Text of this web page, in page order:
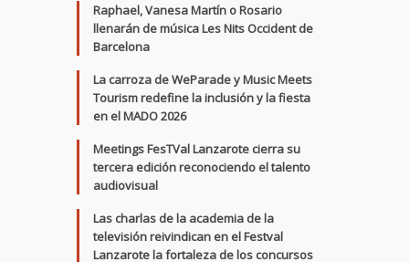
Raphael, Vanesa Martín o Rosario
llenarán de música Les Nits Occident de
Barcelona
La carroza de WeParade y Music Meets
Tourism redefine la inclusión y la fiesta
en el MADO 2026
Meetings FesTVal Lanzarote cierra su
tercera edición reconociendo el talento
audiovisual
Las charlas de la academia de la
televisión reivindican en el Festval
Lanzarote la fortaleza de los concursos